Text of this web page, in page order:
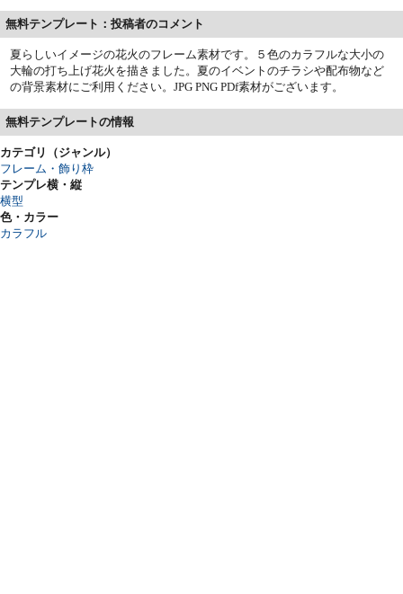
無料テンプレート：投稿者のコメント
夏らしいイメージの花火のフレーム素材です。５色のカラフルな大小の
大輪の打ち上げ花火を描きました。夏のイベントのチラシや配布物など
の背景素材にご利用ください。JPG PNG PDf素材がございます。
無料テンプレートの情報
カテゴリ（ジャンル）
フレーム・飾り枠
テンプレ横・縦
横型
色・カラー
カラフル